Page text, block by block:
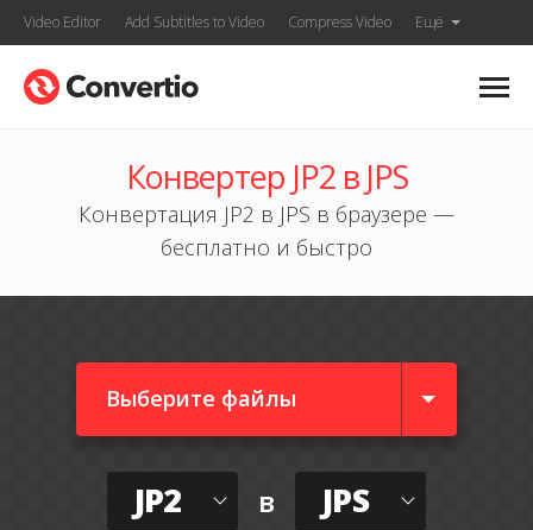
Video Editor Add Subtitles to Video Compress Video Ещё
Конвертер JP2 в JPS
Конвертация JP2 в JPS в браузере —
бесплатно и быстро
Выберите файлы
JP2 в JPS